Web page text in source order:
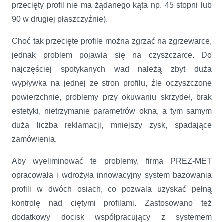
przecięty profil nie ma żądanego kąta np. 45 stopni lub
90 w drugiej płaszczyźnie).
Choć tak przecięte profile można zgrzać na zgrzewarce,
jednak problem pojawia się na czyszczarce. Do
najczęściej spotykanych wad należą zbyt duża
wypływka na jednej ze stron profilu, źle oczyszczone
powierzchnie, problemy przy okuwaniu skrzydeł, brak
estetyki, nietrzymanie parametrów okna, a tym samym
duża liczba reklamacji, mniejszy zysk, spadające
zamówienia.
Aby wyeliminować te problemy, firma PREZ-MET
opracowała i wdrożyła innowacyjny system bazowania
profili w dwóch osiach, co pozwala uzyskać pełną
kontrolę nad ciętymi profilami. Zastosowano też
dodatkowy docisk współpracujący z systemem